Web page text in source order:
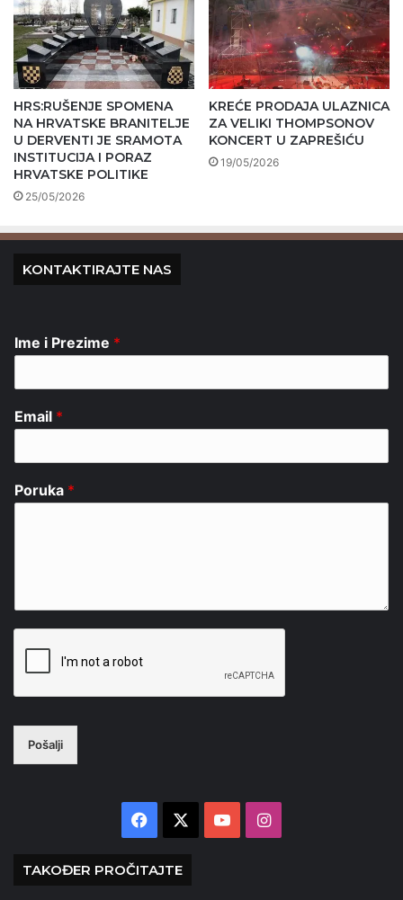
HRS:RUŠENJE SPOMENA
NA HRVATSKE BRANITELJE
U DERVENTI JE SRAMOTA
INSTITUCIJA I PORAZ
HRVATSKE POLITIKE
25/05/2026
KREĆE PRODAJA ULAZNICA
ZA VELIKI THOMPSONOV
KONCERT U ZAPREŠIĆU
19/05/2026
KONTAKTIRAJTE NAS
Ime i Prezime *
Email *
Poruka *
Pošalji
Facebook YouTubeInstagram
TAKOĐER PROČITAJTE